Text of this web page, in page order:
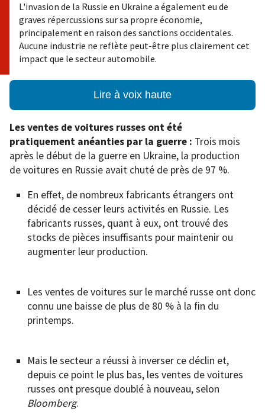
L'invasion de la Russie en Ukraine a également eu de
graves répercussions sur sa propre économie,
principalement en raison des sanctions occidentales.
Aucune industrie ne reflète peut-être plus clairement cet
impact que le secteur automobile.
Lire à voix haute
Les ventes de voitures russes ont été
pratiquement anéanties par la guerre : Trois mois
après le début de la guerre en Ukraine, la production
de voitures en Russie avait chuté de près de 97 %.
En effet, de nombreux fabricants étrangers ont
décidé de cesser leurs activités en Russie. Les
fabricants russes, quant à eux, ont trouvé des
stocks de pièces insuffisants pour maintenir ou
augmenter leur production.
Les ventes de voitures sur le marché russe ont donc
connu une baisse de plus de 80 % à la fin du
printemps.
Mais le secteur a réussi à inverser ce déclin et,
depuis ce point le plus bas, les ventes de voitures
russes ont presque doublé à nouveau, selon
Bloomberg.